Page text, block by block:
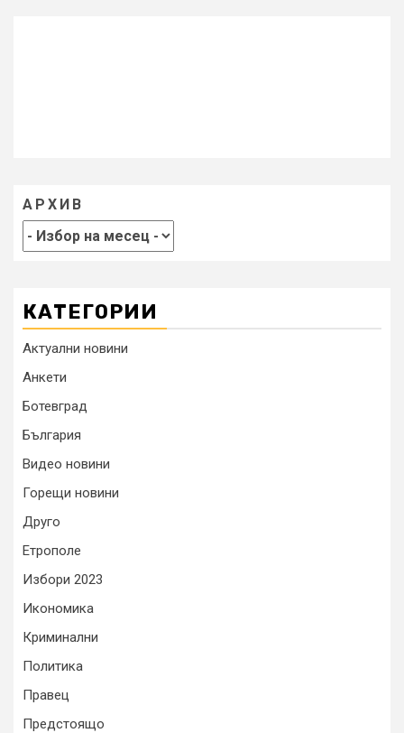
АРХИВ
КАТЕГОРИИ
Актуални новини
Анкети
Ботевград
България
Видео новини
Горещи новини
Друго
Етрополе
Избори 2023
Икономика
Криминални
Политика
Правец
Предстоящо